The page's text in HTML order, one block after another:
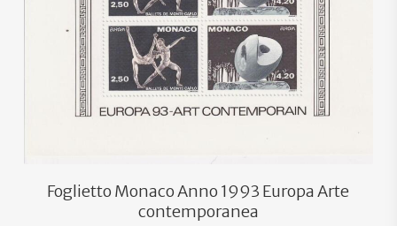
Foglietto Monaco Anno 1993 Europa Arte
contemporanea